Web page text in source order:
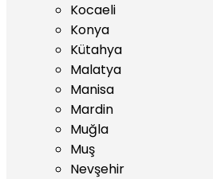
Kocaeli
Konya
Kütahya
Malatya
Manisa
Mardin
Muğla
Muş
Nevşehir